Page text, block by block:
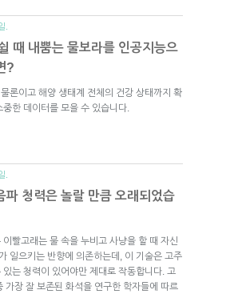
.
때 내뿜는 물보라를 인공지능으
?
론이고 해양 생태계 전체의 건강 상태까지 확
중한 데이터를 모을 수 있습니다.
.
파 청력은 놀랄 만큼 오래되었습
이빨고래는 물 속을 누비고 사냥을 할 때 자신
일으키는 반향에 의존하는데, 이 기술은 고주
있는 청력이 있어야만 제대로 작동합니다. 고
가장 잘 보존된 화석을 연구한 학자들에 따르